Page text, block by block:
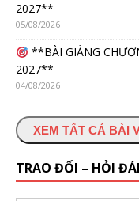
2027**
05/08/2026
**BÀI GIẢNG
2027**
04/08/2026
XEM TẤT CẢ BÀI
TRAO ĐỔI – HỎI